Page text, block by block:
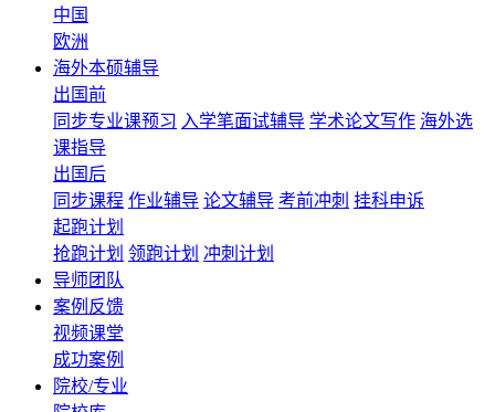
中国
欧洲
海外本硕辅导
出国前
同步专业课预习 入学笔面试辅导 学术论文写作 海外选
课指导
出国后
同步课程 作业辅导 论文辅导 考前冲刺 挂科申诉
起跑计划
抢跑计划 领跑计划 冲刺计划
导师团队
案例反馈
视频课堂
成功案例
院校/专业